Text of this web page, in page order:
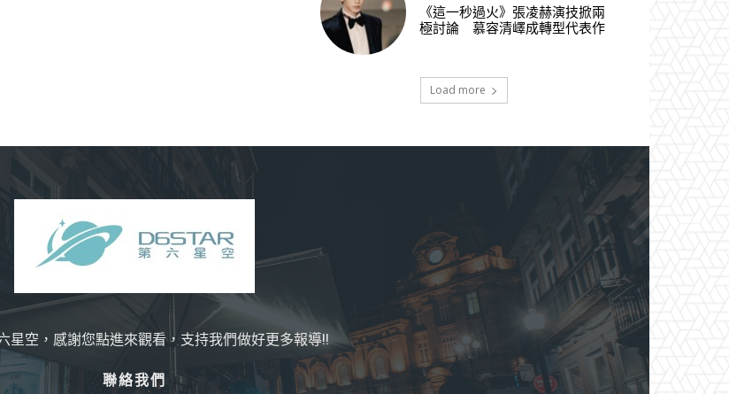
《這一秒過火》張凌赫演技掀兩
極討論 慕容清嶧成轉型代表作
Load more
星空，感謝您點進來觀看，支持我們做好更多報導!!
聯絡我們